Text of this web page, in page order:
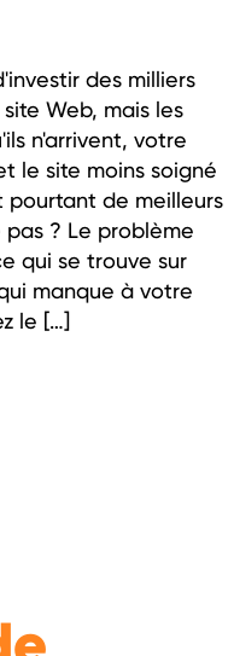
des milliers
Web, mais les
n'arrivent, votre
le site moins soigné
de meilleurs
? Le problème
qui se trouve sur
manque à votre
le […]